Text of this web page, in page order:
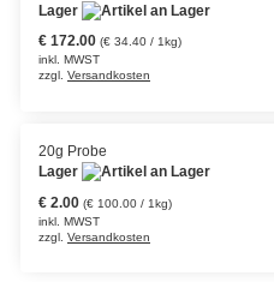
Rooibos Tee
Aromatisierter Grüntee
Aromatisierter Schwarztee
Lager
€ 172.00 (€ 34.40 / 1kg)
inkl. MWST
zzgl. Versandkosten
20g Probe
Lager
€ 2.00 (€ 100.00 / 1kg)
inkl. MWST
zzgl. Versandkosten